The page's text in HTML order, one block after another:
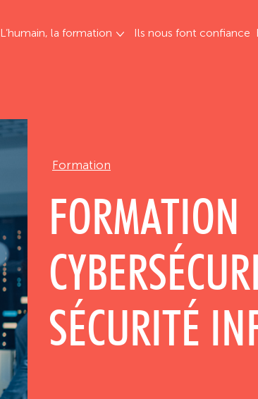
L’humain, la formation Ils nous font confiance
Formation
FORMATION
SÉCURITÉ